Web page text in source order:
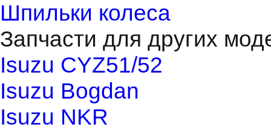
Шпильки колеса
Запчасти для других
Isuzu CYZ51/52
Isuzu Bogdan
Isuzu NKR